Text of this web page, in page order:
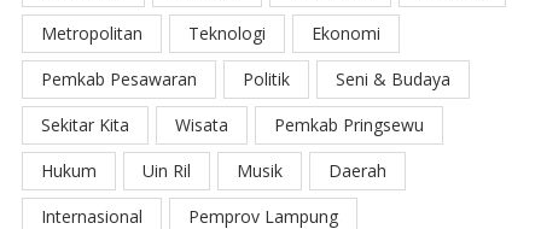
Metropolitan
Teknologi
Ekonomi
Pemkab Pesawaran
Politik
Seni & Budaya
Sekitar Kita
Wisata
Pemkab Pringsewu
Hukum
Uin Ril Musik
Daerah
Internasional
Pemprov Lampung